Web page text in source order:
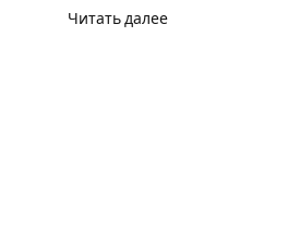
Читать далее